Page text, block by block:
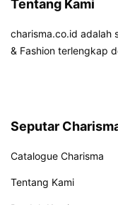
Tentang Kami
charisma.co.id adalah
& Fashion terlengkap
Seputar
Catalogue Charisma
Tentang Kami